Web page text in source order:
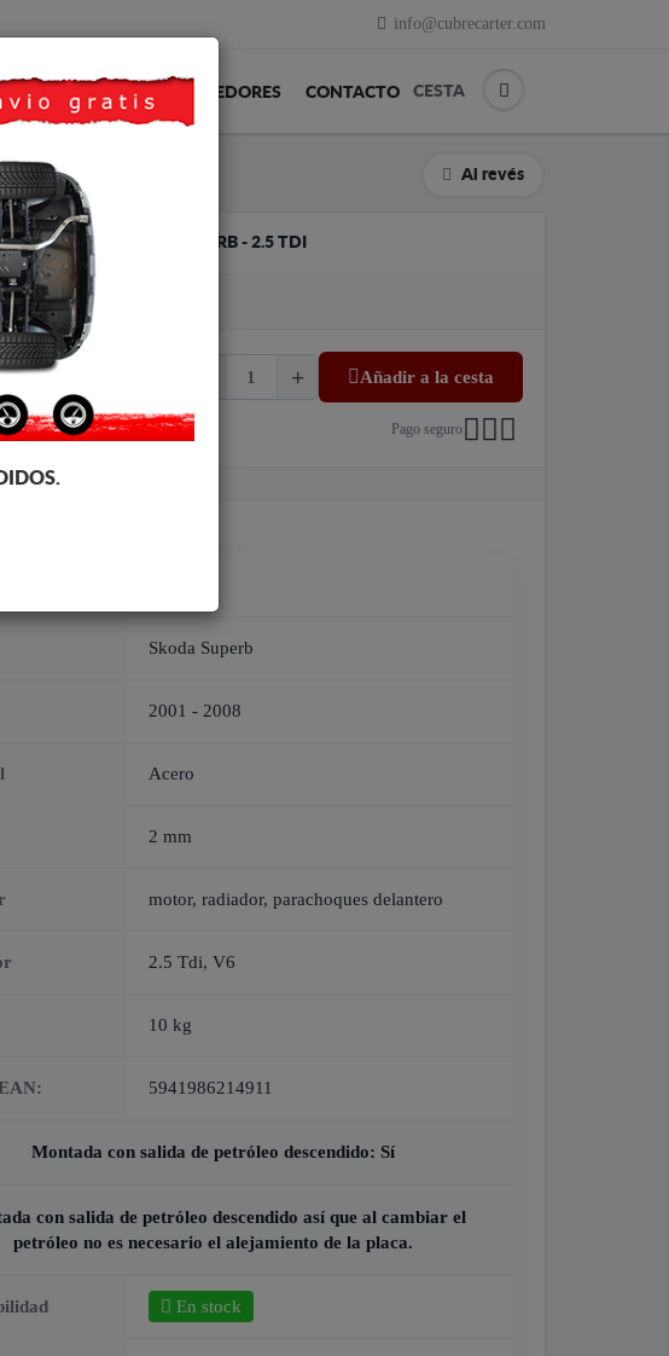
info@cubrecarter.com
FEEDBACK REVENDEDORES CONTACTO CESTA
Al revés
METALICO SKODA SUPERB - 2.5 TDI
02.007
Añadir a la cesta
Pago seguro
Skoda Superb
2001 - 2008
Acero
2 mm
motor, radiador, parachoques delantero
2.5 Tdi, V6
10 kg
5941986214911
Montada con salida de petróleo descendido: Sí
con salida de petróleo descendido así que al cambiar el
petróleo no es necesario el alejamiento de la placa.
En stock